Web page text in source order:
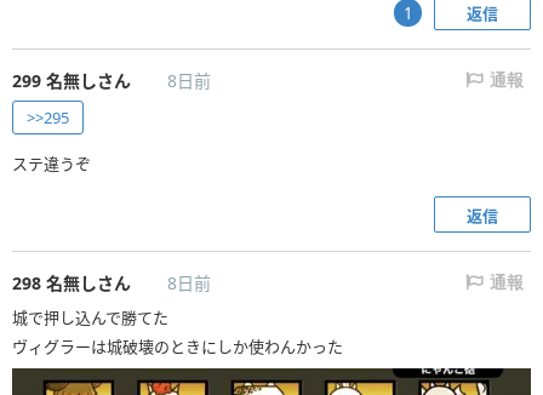
返信
1
299 名無しさん 8日前 通報
>>295
ステ違うぞ
返信
298 名無しさん 8日前 通報
城で押し込んで勝てた
ヴィグラーは城破壊のときにしか使わんかった